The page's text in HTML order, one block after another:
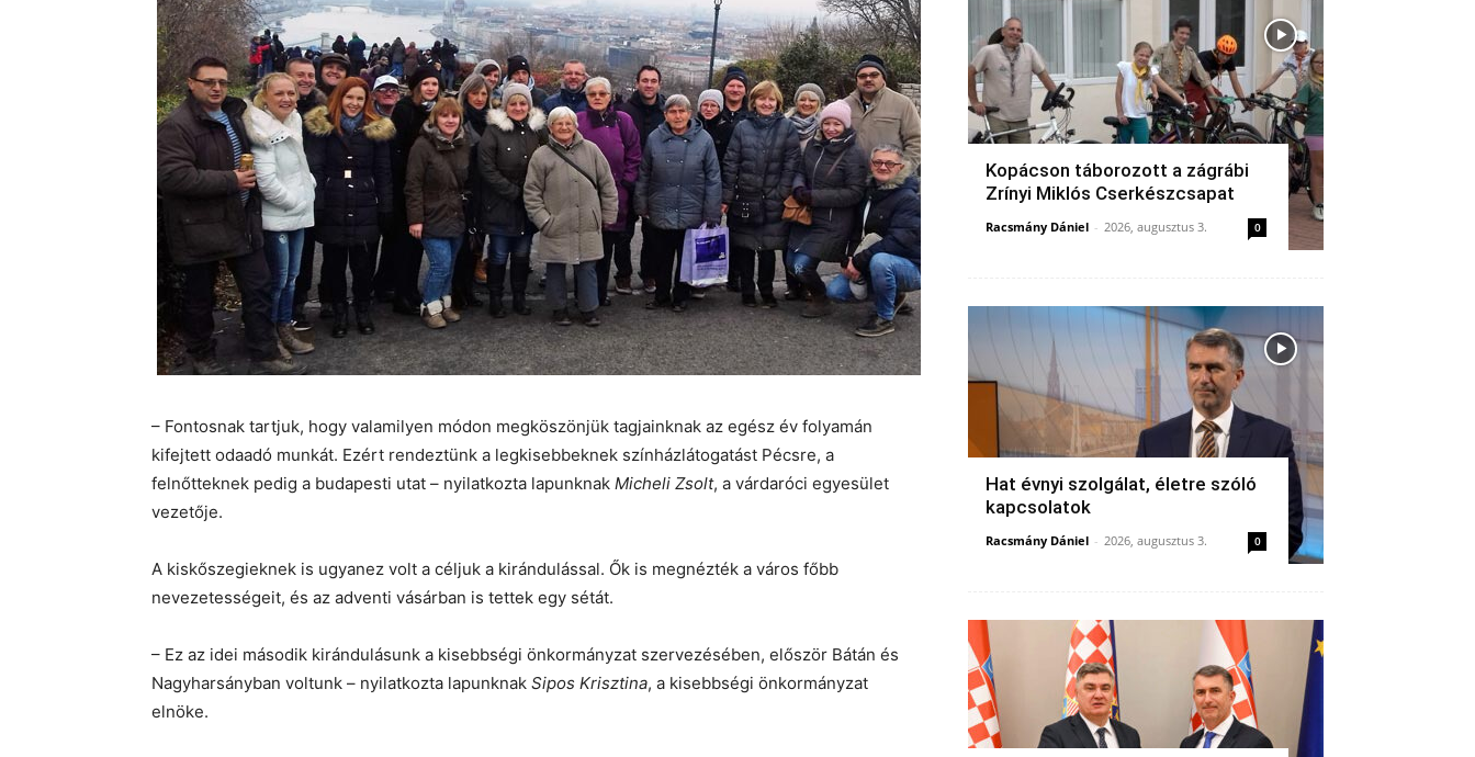
– Fontosnak tartjuk, hogy valamilyen módon megköszönjük tagjainknak az egész év folyamán
kifejtett odaadó munkát. Ezért rendeztünk a legkisebbeknek színházlátogatást Pécsre, a
felnőtteknek pedig a budapesti utat – nyilatkozta lapunknak Micheli Zsolt, a várdaróci egyesület
vezetője.
A kiskőszegieknek is ugyanez volt a céljuk a kirándulással. Ők is megnézték a város főbb
nevezetességeit, és az adventi vásárban is tettek egy sétát.
– Ez az idei második kirándulásunk a kisebbségi önkormányzat szervezésében, először Bátán és
Nagyharsányban voltunk – nyilatkozta lapunknak Sipos Krisztina, a kisebbségi önkormányzat
elnöke.
Kopácson táborozott a zágrábi
Zrínyi Miklós Cserkészcsapat
Racsmány Dániel - 2026, augusztus 3. 0
Hat évnyi szolgálat, életre szóló
kapcsolatok
Racsmány Dániel - 2026, augusztus 3. 0